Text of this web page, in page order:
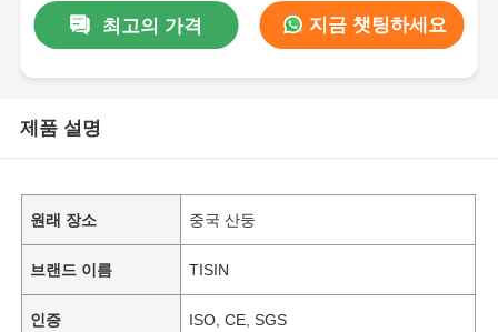
최고의 가격 지금 챗팅하세요
제품 설명
원래 장소 중국 산둥
브랜드 이름 TISIN
인증 ISO, CE, SGS